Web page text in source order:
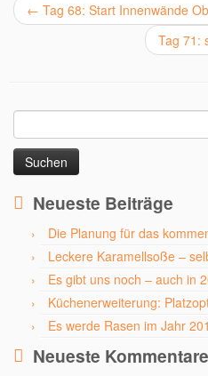
← Tag 68: Start Innenwände
Tag 71:
nach:
Neueste Beiträge
Die Planung für das
Leckere Karamellsoße –
Es gibt uns noch – auch in
Küchenerweiterung:
Es werde Rasen im Jahr
Neueste Kommentare